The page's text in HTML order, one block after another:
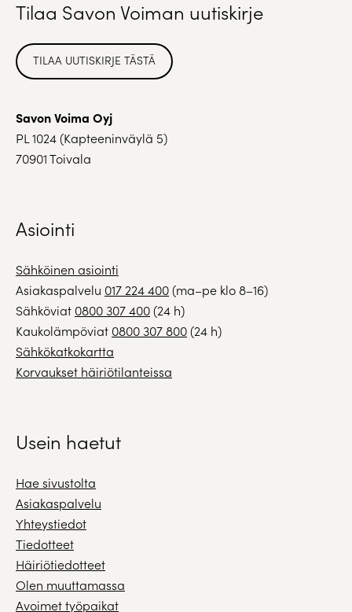
Tilaa Savon Voiman uutiskirje
TILAA UUTISKIRJE TÄSTÄ
Savon Voima Oyj
PL 1024 (Kapteeninväylä 5)
70901 Toivala
Asiointi
Sähköinen asiointi
Asiakaspalvelu 017 224 400(ma–pe klo 8–16)
Sähköviat 0800 307 400(24 h)
Kaukolämpöviat 0800 307 800(24 h)
Sähkökatkokartta
Korvaukset häiriötilanteissa
Usein haetut
Hae sivustolta
Asiakaspalvelu
Yhteystiedot
Tiedotteet
Häiriötiedotteet
Olen muuttamassa
Avoimet työpaikat